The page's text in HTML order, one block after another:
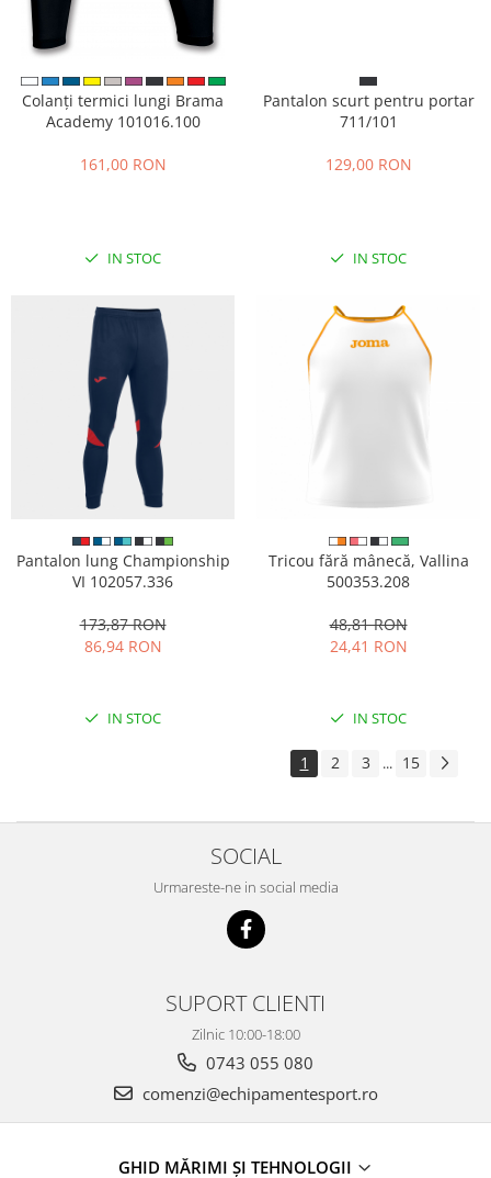
Colanți termici lungi Brama
Academy 101016.100
161,00 RON
IN STOC
Pantalon scurt pentru portar
711/101
129,00 RON
IN STOC
Pantalon lung Championship
VI 102057.336
173,87 RON
86,94 RON
IN STOC
Tricou fără mânecă, Vallina
500353.208
48,81 RON
24,41 RON
IN STOC
1 2 3 ... 15
SOCIAL
Urmareste-ne in social media
SUPORT CLIENTI
Zilnic 10:00-18:00
0743 055 080
comenzi@echipamentesport.ro
GHID MĂRIMI ȘI TEHNOLOGII